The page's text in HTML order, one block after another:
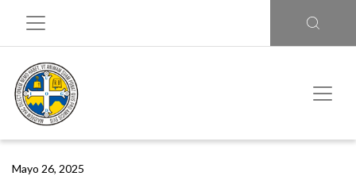
Mayo 26, 2025